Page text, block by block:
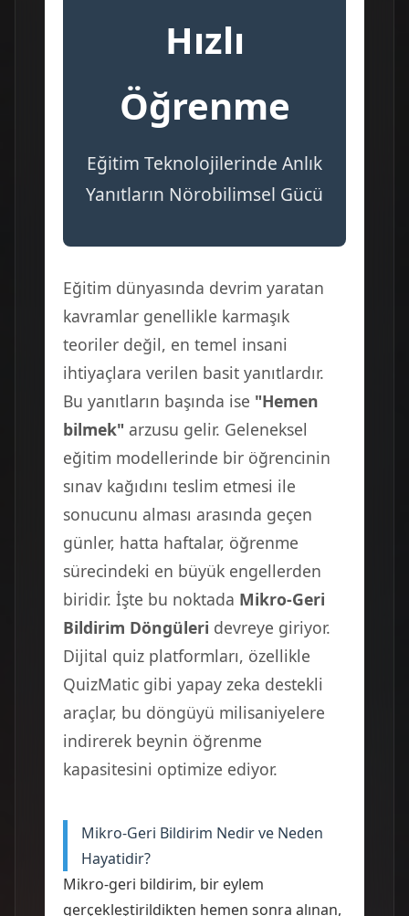
Hızlı
Öğrenme
Eğitim Teknolojilerinde Anlık
Yanıtların Nörobilimsel Gücü
Eğitim dünyasında devrim yaratan
kavramlar genellikle karmaşık
teoriler değil, en temel insani
ihtiyaçlara verilen basit yanıtlardır.
Bu yanıtların başında ise "Hemen
bilmek" arzusu gelir. Geleneksel
eğitim modellerinde bir öğrencinin
sınav kağıdını teslim etmesi ile
sonucunu alması arasında geçen
günler, hatta haftalar, öğrenme
sürecindeki en büyük engellerden
biridir. İşte bu noktada Mikro-Geri
Bildirim Döngüleri devreye giriyor.
Dijital quiz platformları, özellikle
QuizMatic gibi yapay zeka destekli
araçlar, bu döngüyü milisaniyelere
indirerek beynin öğrenme
kapasitesini optimize ediyor.
Mikro-Geri Bildirim Nedir ve Neden
Hayatidir?
Mikro-geri bildirim, bir eylem
gerçekleştirildikten hemen sonra alınan,